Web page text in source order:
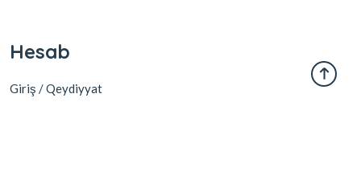
Hesab
Giriş / Qeydiyyat